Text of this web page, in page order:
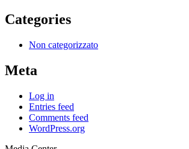
Categories
Non categorizzato
Meta
Log in
Entries feed
Comments feed
WordPress.org